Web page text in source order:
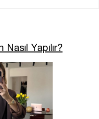
Yapılır?